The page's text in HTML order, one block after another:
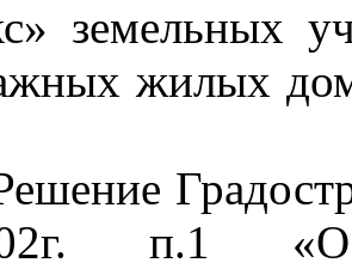
» земельных
жилых
п.1 «О